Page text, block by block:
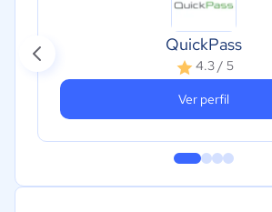
QuickPass
4.3 / 5
Ver perfil